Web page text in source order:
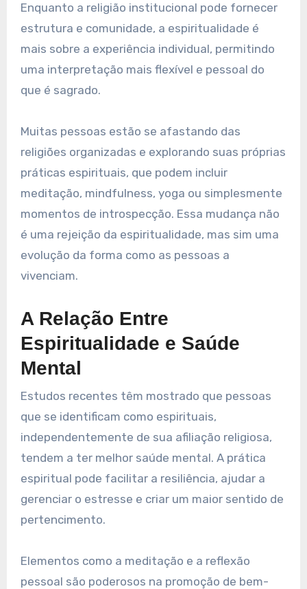
Enquanto a religião institucional pode fornecer
estrutura e comunidade, a espiritualidade é
mais sobre a experiência individual, permitindo
uma interpretação mais flexível e pessoal do
que é sagrado.
Muitas pessoas estão se afastando das
religiões organizadas e explorando suas próprias
práticas espirituais, que podem incluir
meditação, mindfulness, yoga ou simplesmente
momentos de introspecção. Essa mudança não
é uma rejeição da espiritualidade, mas sim uma
evolução da forma como as pessoas a
vivenciam.
A Relação Entre
Espiritualidade e Saúde
Mental
Estudos recentes têm mostrado que pessoas
que se identificam como espirituais,
independentemente de sua afiliação religiosa,
tendem a ter melhor saúde mental. A prática
espiritual pode facilitar a resiliência, ajudar a
gerenciar o estresse e criar um maior sentido de
pertencimento.
Elementos como a meditação e a reflexão
pessoal são poderosos na promoção de bem-